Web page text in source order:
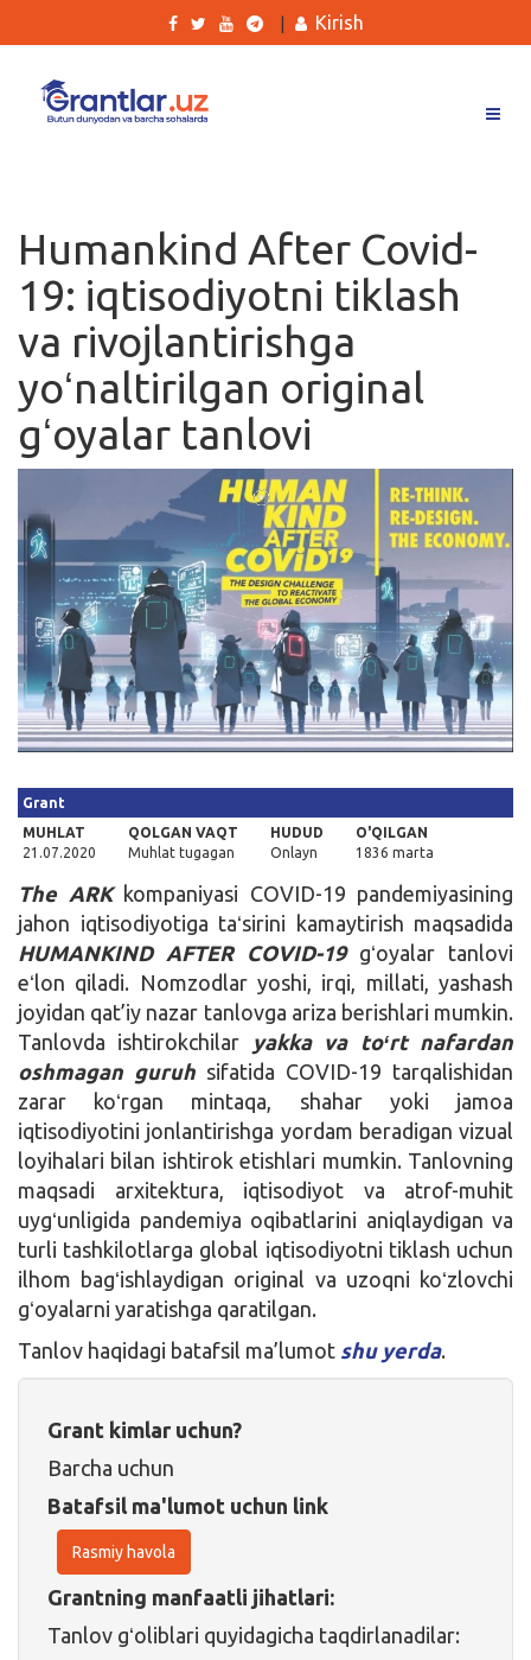
Ishlar
Kurslar
Blog
Yana
Qidirish
Kirish
Kirish
Humankind After Covid-
19: iqtisodiyotni tiklash
va rivojlantirishga
yoʻnaltirilgan original
gʻoyalar tanlovi
Grant
MUHLAT
21.07.2020
QOLGAN VAQT
Muhlat tugagan
HUDUD
Onlayn
O'QILGAN
1836 marta
The ARK kompaniyasi COVID-19 pandemiyasining
jahon iqtisodiyotiga taʻsirini kamaytirish maqsadida
HUMANKIND AFTER COVID-19 gʻoyalar tanlovi
eʻlon qiladi. Nomzodlar yoshi, irqi, millati, yashash
joyidan qat’iy nazar tanlovga ariza berishlari mumkin.
Tanlovda ishtirokchilar
yakka va toʻrt nafardan
oshmagan guruh sifatida COVID-19 tarqalishidan
zarar koʻrgan mintaqa, shahar yoki jamoa
iqtisodiyotini jonlantirishga yordam beradigan vizual
loyihalari bilan ishtirok etishlari mumkin. Tanlovning
maqsadi arxitektura, iqtisodiyot va atrof-muhit
uygʻunligida pandemiya oqibatlarini aniqlaydigan va
turli tashkilotlarga global iqtisodiyotni tiklash uchun
ilhom bagʻishlaydigan original va uzoqni koʻzlovchi
gʻoyalarni yaratishga qaratilgan.
Tanlov haqidagi batafsil ma’lumot shu yerda.
Grant kimlar uchun?
Barcha uchun
Batafsil ma'lumot uchun link
Rasmiy havola
Grantning manfaatli jihatlari:
Tanlov gʻoliblari quyidagicha taqdirlanadilar: